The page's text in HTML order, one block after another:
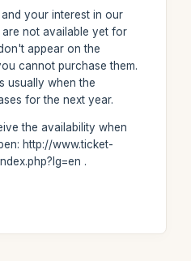
your interest in our
not available yet for
appear on the
cannot purchase them.
usually when the
for the next year.
the availability when
http://www.ticket-
.